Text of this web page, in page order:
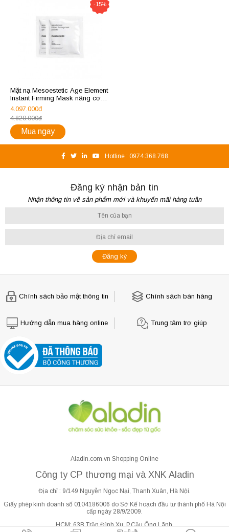
-15%
Mặt nạ Mesoestetic Age Element
Instant Firming Mask nâng cơ
và phục hồi da
4.097.000đ
4.820.000đ
Mua ngay
Hotline : 0974.368.768
Đăng ký nhận bản tin
Nhận thông tin về sản phẩm mới và khuyến mãi hàng tuần
Chính sách bảo mật thông tin Chính sách bán hàng
Hướng dẫn mua hàng online Trung tâm trợ giúp
Aladin.com.vn Shopping Online
Công ty CP thương mại và XNK Aladin
Địa chỉ : 9/149 Nguyễn Ngọc Nại, Thanh Xuân, Hà Nội.
Giấy phép kinh doanh số 0104186006 do Sở Kế hoạch đầu tư thành phố Hà Nội
cấp ngày 28/9/2009.
HCM: 63B Trần Đình Xu, P.Cầu Ông Lãnh.